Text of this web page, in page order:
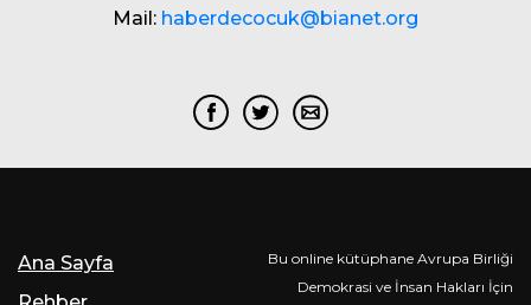
Mail: haberdecocuk@bianet.org
Ana Sayfa
Bu online kütüphane Avrupa Birliği
Demokrasi ve İnsan Hakları İçin